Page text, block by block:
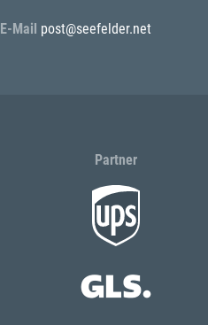
E-Mail post@seefelder.net
Partner